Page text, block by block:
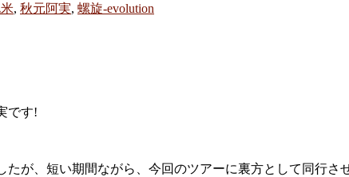
, 秋元阿実, 螺旋-evolution
です!
が、短い期間ながら、今回のツアーに裏方として同行